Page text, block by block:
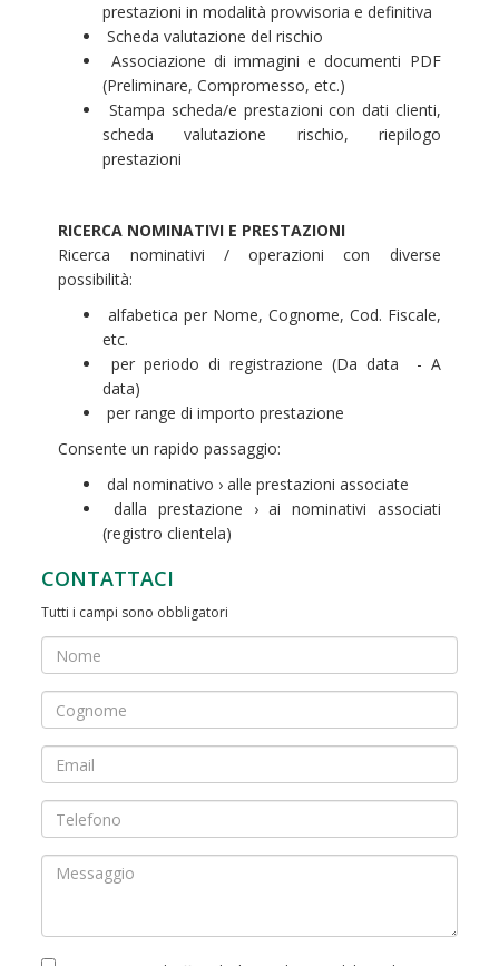
prestazioni in modalità provvisoria e definitiva
Scheda valutazione del rischio
Associazione di immagini e documenti PDF
(Preliminare, Compromesso, etc.)
Stampa scheda/e prestazioni con dati clienti,
scheda valutazione rischio, riepilogo
prestazioni
RICERCA NOMINATIVI E PRESTAZIONI
Ricerca nominativi / operazioni con diverse
possibilità:
alfabetica per Nome, Cognome, Cod. Fiscale,
etc.
per periodo di registrazione (Da data - A
data)
per range di importo prestazione
Consente un rapido passaggio:
dal nominativo › alle prestazioni associate
dalla prestazione › ai nominativi associati
(registro clientela)
CONTATTACI
Tutti i campi sono obbligatori